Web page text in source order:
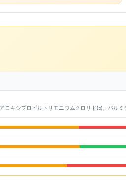
キシプロピルトリモニウムクロリド(5)、パル